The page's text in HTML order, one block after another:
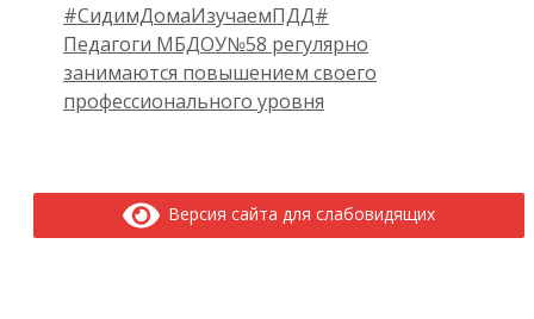
#СидимДомаИзучаемПДД#
Педагоги МБДОУ№58 регулярно
занимаются повышением своего
профессионального уровня
Версия сайта для слабовидящих